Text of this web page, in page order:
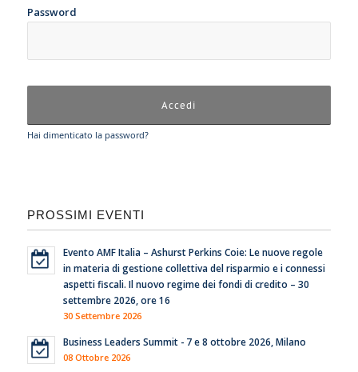
Password
Hai dimenticato la password?
PROSSIMI EVENTI
Evento AMF Italia – Ashurst Perkins Coie: Le nuove regole
in materia di gestione collettiva del risparmio e i connessi
aspetti fiscali. Il nuovo regime dei fondi di credito – 30
settembre 2026, ore 16
30 Settembre 2026
Business Leaders Summit - 7 e 8 ottobre 2026, Milano
08 Ottobre 2026